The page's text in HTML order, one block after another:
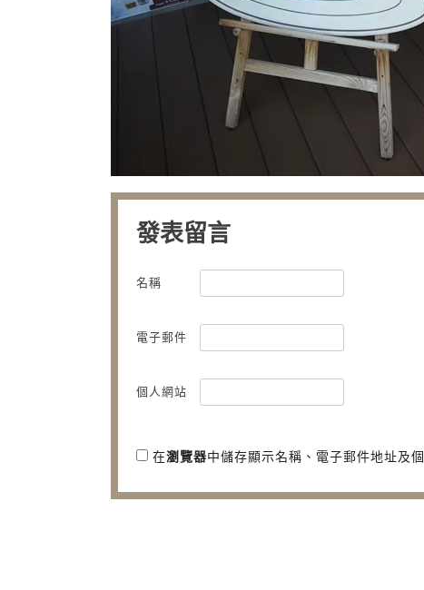
發表留言
名稱
電子郵件
個人網站
在瀏覽器中儲存顯示名稱、電子郵件地址及